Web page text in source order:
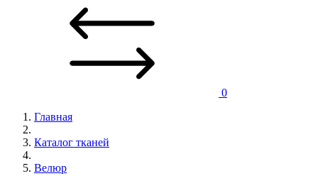
0
Главная
Каталог тканей
Велюр